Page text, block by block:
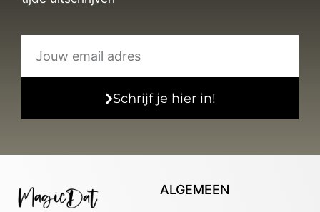
Schrijf je hier in!
ALGEMEEN